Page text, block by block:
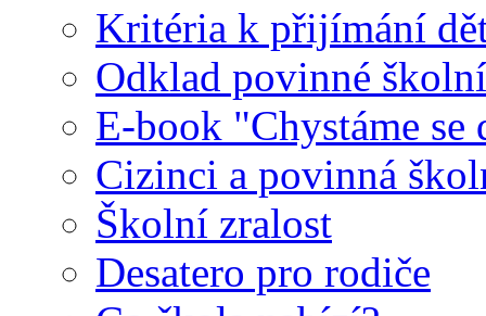
Kritéria k přijímání
Odklad povinné
E-book "Chystáme
Cizinci a povinná
Školní zralost
Desatero pro rodiče